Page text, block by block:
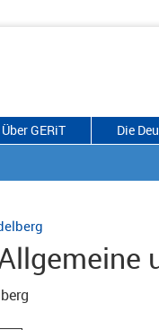
Über GERiT Die